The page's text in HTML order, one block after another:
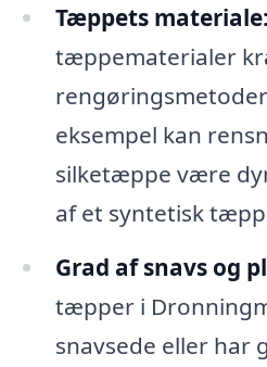
Tæppets materiale:
tæppematerialer
eksempel kan
silketæppe være
af et syntetisk
Grad af snavs og
tæpper i
snavsede eller har